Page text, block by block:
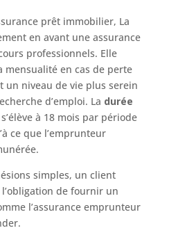
prêt immobilier, La
en avant une assurance
professionnels. Elle
mensualité en cas de perte
un niveau de vie plus serein
d’emploi. La durée
s’élève à 18 mois par période
ce que l’emprunteur
simples, un client
de fournir un
l’assurance emprunteur